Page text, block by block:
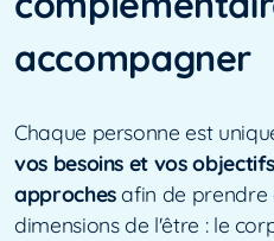
accompagner
Chaque personne est
vos besoins et vos
approchesafin de prendre
dimensions de l'être : le